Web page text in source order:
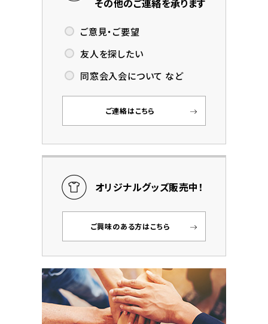
その他のご連絡を承ります
ご意見・ご要望
友人を探したい
同窓会入会について など
ご連絡はこちら
オリジナルグッズ販売中！
ご興味のある方はこちら